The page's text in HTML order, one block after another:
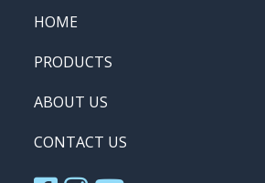
HOME
PRODUCTS
ABOUT US
CONTACT US